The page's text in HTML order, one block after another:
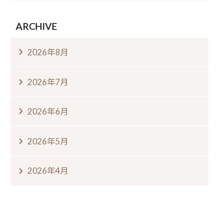
ARCHIVE
2026年8月
2026年7月
2026年6月
2026年5月
2026年4月